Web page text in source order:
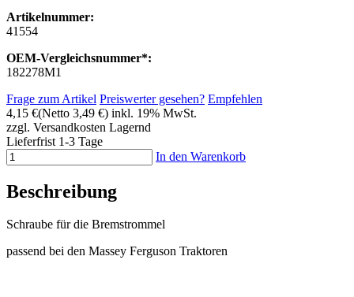
Artikelnummer:
41554
OEM-Vergleichsnummer*:
182278M1
Frage zum Artikel Preiswerter gesehen? Empfehlen
4,15 €(Netto 3,49 €) inkl. 19% MwSt.
zzgl. Versandkosten Lagernd
Lieferfrist 1-3 Tage
In den Warenkorb
Beschreibung
Schraube für die Bremstrommel
passend bei den Massey Ferguson Traktoren